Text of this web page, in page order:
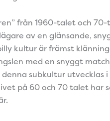
från 1960-talet och
av en glänsande,
kultur är främst
med en snyggt
subkultur utvecklas
på 60 och 70 talet har